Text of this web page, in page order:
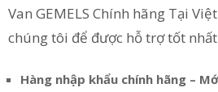
Van GEMELS Chính hãng Tại
chúng tôi để được hỗ trợ tốt nhất
Hàng nhập khẩu chính hãng –